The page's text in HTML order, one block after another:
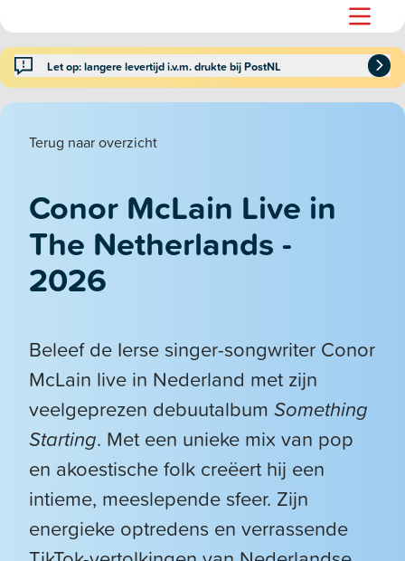
Let op: langere levertijd i.v.m. drukte bij PostNL
Terug naar overzicht
Conor McLain Live in
The Netherlands -
2026
Beleef de Ierse singer-songwriter Conor
McLain live in Nederland met zijn
veelgeprezen debuutalbum Something
Starting. Met een unieke mix van pop
en akoestische folk creëert hij een
intieme, meeslepende sfeer. Zijn
energieke optredens en verrassende